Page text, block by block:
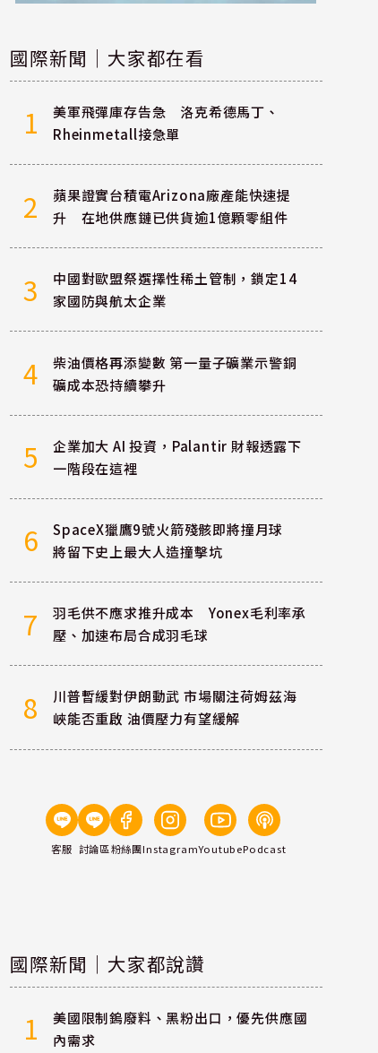
國際新聞｜大家都在看
1
美軍飛彈庫存告急 洛克希德馬丁、
Rheinmetall接急單
2
蘋果證實台積電Arizona廠產能快速提
升 在地供應鏈已供貨逾1億顆零組件
3
中國對歐盟祭選擇性稀土管制，鎖定14
家國防與航太企業
4
柴油價格再添變數 第一量子礦業示警銅
礦成本恐持續攀升
5
企業加大 AI 投資，Palantir 財報透露下
一階段在這裡
6
SpaceX獵鷹9號火箭殘骸即將撞月球
將留下史上最大人造撞擊坑
7
羽毛供不應求推升成本 Yonex毛利率承
壓、加速布局合成羽毛球
8
川普暫緩對伊朗動武 市場關注荷姆茲海
峽能否重啟 油價壓力有望緩解
客服 討論區粉絲團InstagramYoutubePodcast
國際新聞｜大家都說讚
1
美國限制鎢廢料、黑粉出口，優先供應國
內需求